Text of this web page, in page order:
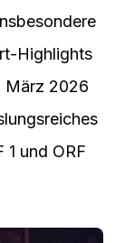
Highlights
März 2026
1 und ORF